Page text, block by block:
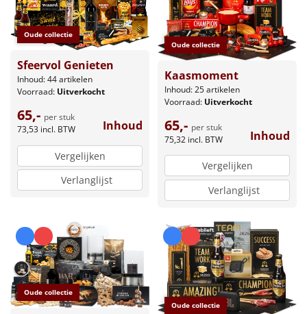
Oude collectie
Sfeervol Genieten
Inhoud: 44 artikelen
Voorraad: Uitverkocht
65,- per stuk
73,53 incl. BTW Inhoud
Vergelijken
Verlanglijst
Oude collectie
Kaasmoment
Inhoud: 25 artikelen
Voorraad: Uitverkocht
65,- per stuk
75,32 incl. BTW Inhoud
Vergelijken
Verlanglijst
Oude collectie
Oude collectie